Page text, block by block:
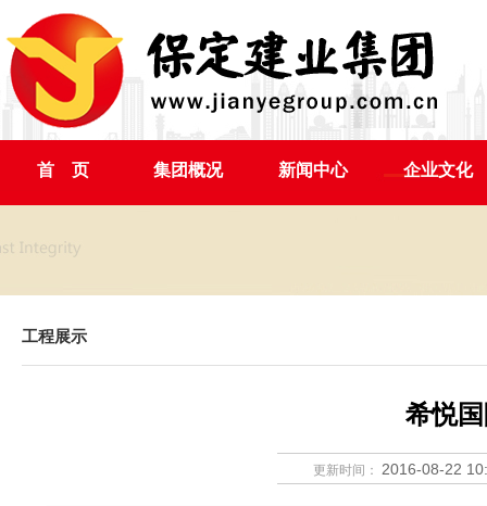
首 页 集团概况 新闻中心 企业文化
工程展示
希悦
更新时间： 2016-08-22